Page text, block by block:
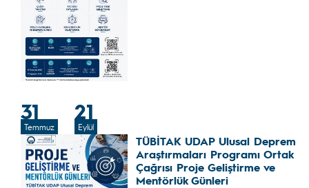
31
Temmuz
21
Eylül
TÜBİTAK UDAP Ulusal Deprem
Araştırmaları Programı Ortak
Çağrısı Proje Geliştirme ve
Mentörlük Günleri